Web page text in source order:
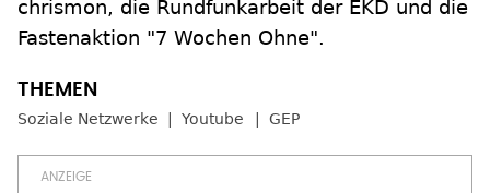
chrismon, die Rundfunkarbeit der EKD und die
Fastenaktion "7 Wochen Ohne".
Soziale Netzwerke Youtube GEP